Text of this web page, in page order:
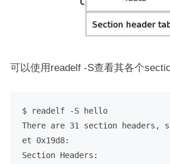
可以使用readelf -S查看其各个
$ readelf -S hello
There are 31 section headers,
et 0x19d8:
Section Headers: